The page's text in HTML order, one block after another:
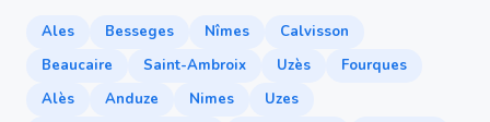
Ales Besseges Nîmes
Calvisson
Beaucaire
Saint-Ambroix Uzès
Fourques
Alès
Anduze Nimes
Uzes